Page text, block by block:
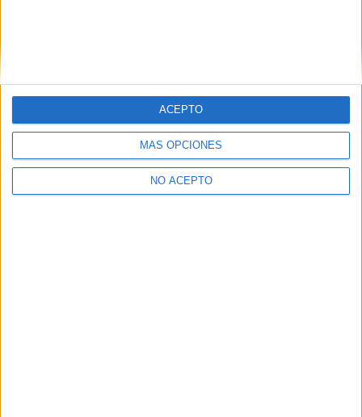
MÁS OPCIONES
NO ACEPTO
ACEPTO
Y como regalo de agradecimiento, por registrarte te daremos
gratis una copia de nuestro ebook con 100 consejos para tu
primer año de universidad